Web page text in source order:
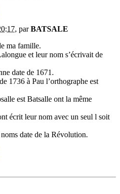
, parBATSALE
ma famille.
et leur nom s’écrivait de
date de 1671.
1736 à Pau l’orthographe est
est Batsalle ont la même
écrit leur nom avec un seul l soit
date de la Révolution.